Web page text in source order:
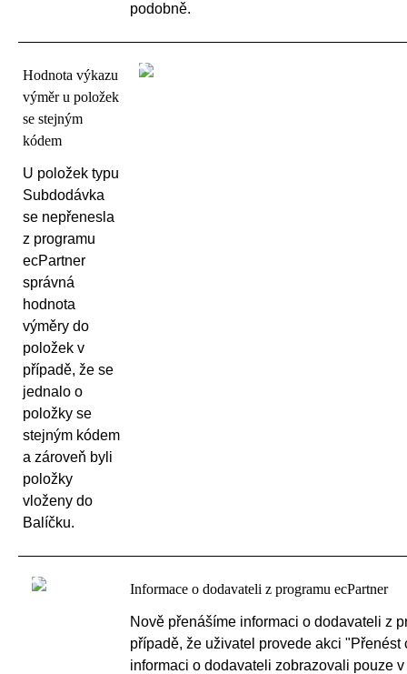
podobně.
Hodnota výkazu
výměr u položek
se stejným
kódem
U položek typu
Subdodávka
se nepřenesla
z programu
ecPartner
správná
hodnota
výměry do
položek v
případě, že se
jednalo o
položky se
stejným kódem
a zároveň byli
položky
vloženy do
Balíčku.
Informace o dodavateli z programu ecPartner
Nově přenášíme informaci o dodavateli z
případě, že uživatel provede akci
informaci o dodavateli zobrazovali pouze